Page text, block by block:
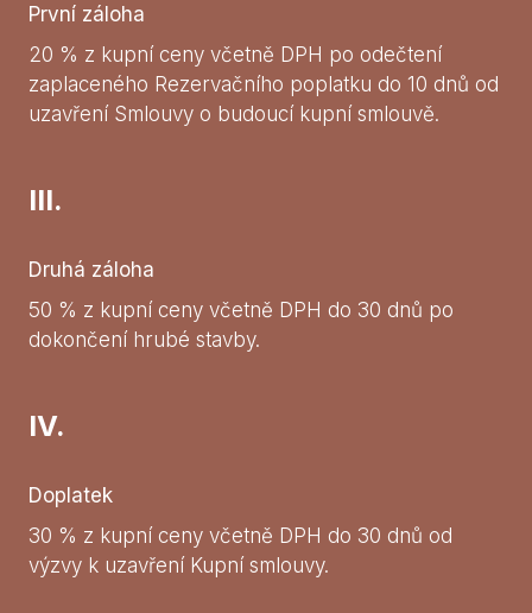
První záloha
20 % z kupní ceny včetně DPH po odečtení
zaplaceného Rezervačního poplatku do 10 dnů od
uzavření Smlouvy o budoucí kupní smlouvě.
III.
Druhá záloha
50 % z kupní ceny včetně DPH do 30 dnů po
dokončení hrubé stavby.
IV.
Doplatek
30 % z kupní ceny včetně DPH do 30 dnů od
výzvy k uzavření Kupní smlouvy.